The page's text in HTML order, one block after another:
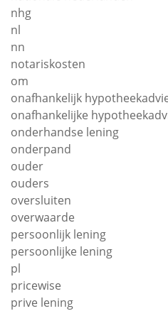
nhg
nl
nn
notariskosten
om
onafhankelijk
onafhankelijke
onderhandse lening
onderpand
ouder
ouders
oversluiten
overwaarde
persoonlijk lening
persoonlijke lening
pl
pricewise
prive lening